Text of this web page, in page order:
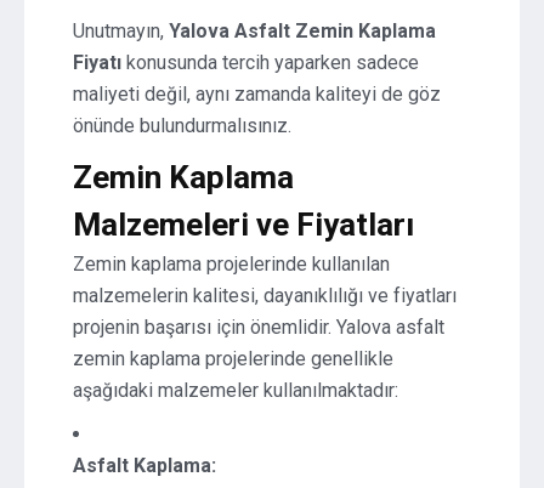
Unutmayın, Yalova Asfalt Zemin Kaplama
Fiyatı konusunda tercih yaparken sadece
maliyeti değil, aynı zamanda kaliteyi de göz
önünde bulundurmalısınız.
Zemin Kaplama
Malzemeleri ve Fiyatları
Zemin kaplama projelerinde kullanılan
malzemelerin kalitesi, dayanıklılığı ve fiyatları
projenin başarısı için önemlidir. Yalova asfalt
zemin kaplama projelerinde genellikle
aşağıdaki malzemeler kullanılmaktadır:
Asfalt Kaplama: